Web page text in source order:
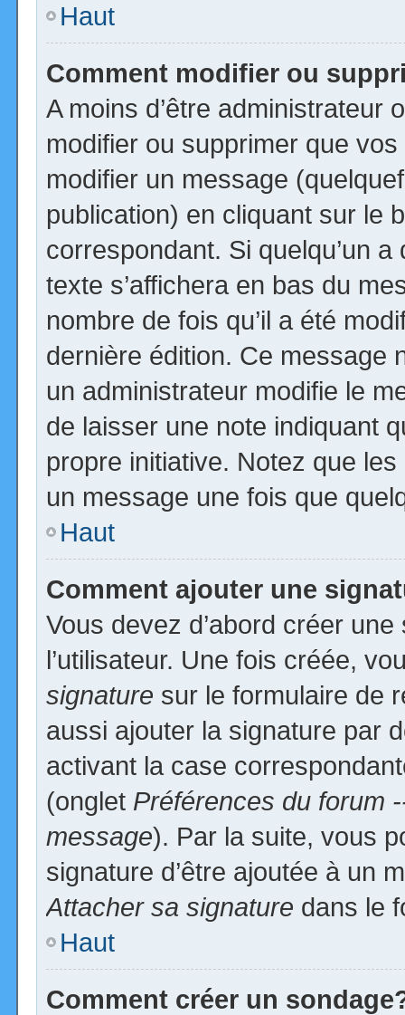
Haut
Comment modifier ou
A moins d’être administrateur
modifier ou supprimer que
modifier un message
publication) en cliquant sur le
correspondant. Si quelqu’un
texte s’affichera en bas du
nombre de fois qu’il a été
dernière édition. Ce message
un administrateur modifie le
de laisser une note indiquant
propre initiative. Notez que
un message une fois que
Haut
Comment ajouter une
Vous devez d’abord créer
l’utilisateur. Une fois créée,
signature sur le formulaire de
aussi ajouter la signature par
activant la case
(onglet Préférences du forum
message). Par la suite, vous
signature d’être ajoutée à un
Attacher sa signature dans le
Haut
Comment créer un